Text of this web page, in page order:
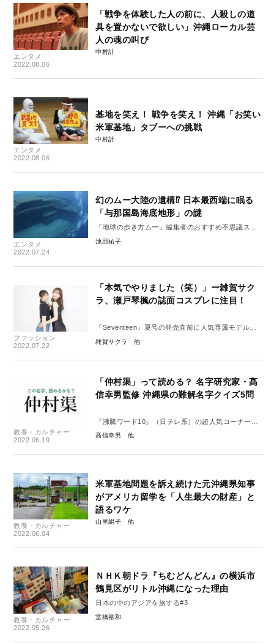
エンタメ
2022.08.06
「戦争を体験した人の前に、人殺しの道
具を置かないで欲しい」沖縄ローカル芸
人の魂の叫び
中村計
エンタメ
2022.08.06
基地を笑え！ 戦争を笑え！ 沖縄「お笑い
米軍基地」タブーへの挑戦
中村計
エンタメ
2022.07.24
幻のムー大陸の遺構⁉ 日本最西端に眠る
「与那国島海底地形」の謎
『地球の歩き方ムー』編集者のおすすめ不思議スポ
ット
池田祐子
ファッション
2022.07.22
「本気でやりました（笑）」ー雑賀サク
ラ、瀬戸琴楓の誌面コスプレに注目！
『Seventeen』夏号の発売直前に人気専属モデルた
ちに直撃！
雑賀サクラ
教養・カルチャー
2022.06.19
「仲村渠」って読める？ 名字研究家・髙
信幸男監修 沖縄県の難解名字クイズ5問
『沸騰ワード10』（日テレ系）の超人気コーナー、
「名字頂上決戦」でお馴染みの髙信幸男先生が
髙信幸男
教養・カルチャー
2022.06.04
米軍基地問題を訴え続けた元沖縄県知事
がアメリカ留学を「人生最大の財産」と
語るワケ
山里絹子
教養・カルチャー
2022.05.26
ＮＨＫ朝ドラ『ちむどんどん』の横浜市
鶴見区がリトル沖縄になった理由
日本の中のアジアを旅する#3
室橋裕和